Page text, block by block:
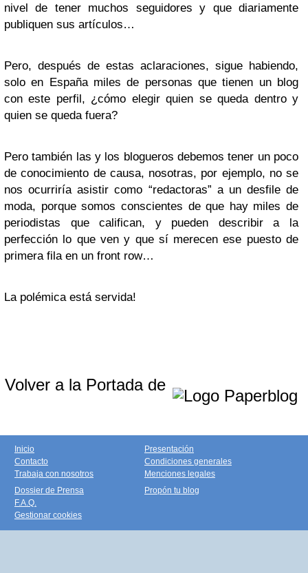
nivel de tener muchos seguidores y que diariamente
publiquen sus artículos…
Pero, después de estas aclaraciones, sigue habiendo,
solo en España miles de personas que tienen un blog
con este perfil, ¿cómo elegir quien se queda dentro y
quien se queda fuera?
Pero también las y los blogueros debemos tener un poco
de conocimiento de causa, nosotras, por ejemplo, no se
nos ocurriría asistir como “redactoras” a un desfile de
moda, porque somos conscientes de que hay miles de
periodistas que califican, y pueden describir a la
perfección lo que ven y que sí merecen ese puesto de
primera fila en un front row…
La polémica está servida!
Volver a la Portada de
Inicio
Contacto
Trabaja con nosotros
Presentación
Condiciones generales
Menciones legales
Dossier de Prensa
F.A.Q.
Gestionar cookies
Propón tu blog